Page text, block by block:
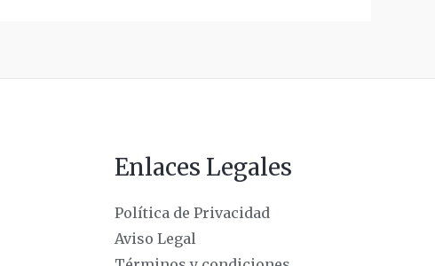
Enlaces Legales
Política de Privacidad
Aviso Legal